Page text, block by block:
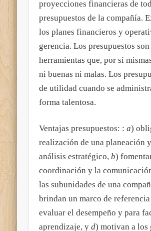
proyecciones financieras de
presupuestos de la compañía.
los planes financieros y
gerencia. Los presupuestos son
herramientas que, por sí
ni buenas ni malas. Los
de utilidad cuando se
forma talentosa.
Ventajas presupuestos: :a)
realización de una planeación
análisis estratégico,b)
coordinación y la
las subunidades de una
brindan un marco de referencia
evaluar el desempeño y para
aprendizaje, yd) motivan a los